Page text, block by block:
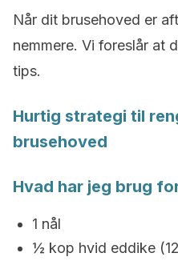
Når dit brusehoved er
nemmere. Vi foreslår at
tips.
Hurtig strategi til
brusehoved
Hvad har jeg brug
1 nål
½ kop hvid eddike